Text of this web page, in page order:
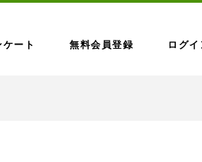
ケート 無料会員登録 ログイ